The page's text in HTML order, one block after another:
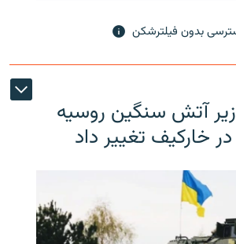
بدون فیلترشکن
زیر آتش سنگین روسیه
خارکیف تغییر داد